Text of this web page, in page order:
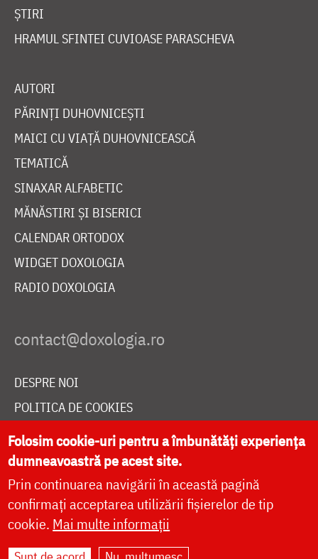
ȘTIRI
HRAMUL SFINTEI CUVIOASE PARASCHEVA
AUTORI
PĂRINȚI DUHOVNICEȘTI
MAICI CU VIAȚĂ DUHOVNICEASCĂ
TEMATICĂ
SINAXAR ALFABETIC
MĂNĂSTIRI ȘI BISERICI
CALENDAR ORTODOX
WIDGET DOXOLOGIA
RADIO DOXOLOGIA
DESPRE NOI
POLITICA DE COOKIES
DONEAZĂ ONLINE PENTRU CATEDRALA NAȚIONALĂ
LIVE
Folosim cookie-uri pentru a îmbunătăți experiența
dumneavoastră pe acest site.
Prin continuarea navigării în această pagină
confirmați acceptarea utilizării fișierelor de tip
cookie. Mai multe informații